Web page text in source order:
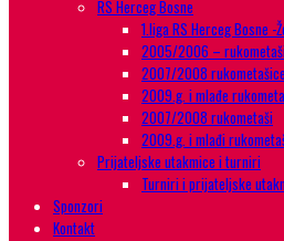
RS Herceg Bosne
1.liga RS Herceg Bosne -
2005/2006 –
2007/2008 rukometašice
2009.g. i mlađe
2007/2008 rukometaši
2009.g. i mlađi
Prijateljske utakmice i turniri
Turniri i prijateljske
Sponzori
Kontakt